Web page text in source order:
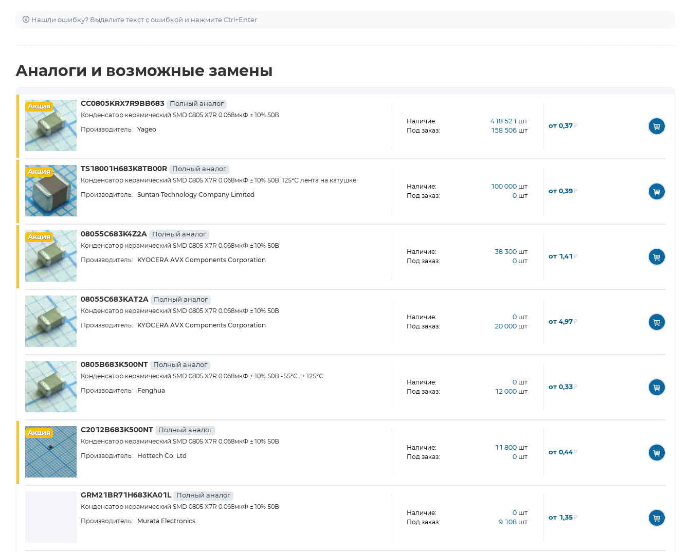
Нашли ошибку? Выделите текст с ошибкой и нажмите Ctrl+Enter
Аналоги и возможные замены
Акция CC0805KRX7R9BB683 Полный аналог
Конденсатор керамический SMD 0805 X7R 0.068мкФ ±10% 50В
Производитель: Yageo
Наличие: 418 521 шт
Под заказ: 158 506 шт
от 0,37₽
Акция TS18001H683K8TB00R Полный аналог
Конденсатор керамический SMD 0805 X7R 0.068мкФ ±10% 50В 125°С лента на катушке
Производитель: Suntan Technology Company Limited
Наличие: 100 000 шт
Под заказ: 0 шт
от 0,39₽
Акция 08055C683K4Z2A Полный аналог
Конденсатор керамический SMD 0805 X7R 0.068мкФ ±10% 50В
Производитель: KYOCERA AVX Components Corporation
Наличие: 38 300 шт
Под заказ: 0 шт
от 1,41 ₽
08055C683KAT2A Полный аналог
Конденсатор керамический SMD 0805 X7R 0.068мкФ ±10% 50В
Производитель: KYOCERA AVX Components Corporation
Наличие: 0 шт
Под заказ: 20 000 шт
от 4,97₽
0805B683K500NT Полный аналог
Конденсатор керамический SMD 0805 X7R 0.068мкФ ±10% 50В -55°С…+125°С
Производитель: Fenghua
Наличие: 0 шт
Под заказ: 12 000 шт
от 0,33₽
Акция C2012B683K500NT Полный аналог
Конденсатор керамический SMD 0805 X7R 0.068мкФ ±10% 50В
Производитель: Hottech Co. Ltd
Наличие: 11 800 шт
Под заказ: 0 шт
от 0,44₽
GRM21BR71H683KA01L Полный аналог
Конденсатор керамический SMD 0805 X7R 0.068мкФ ±10% 50В
Производитель: Murata Electronics
Наличие: 0 шт
Под заказ: 9 108 шт
от 1,35₽